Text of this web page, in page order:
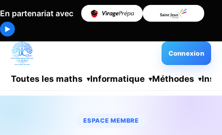
En partenariat avec
▶
Toutes les maths Informatique Méthodes
Connexion
ESPACE MEMBRE